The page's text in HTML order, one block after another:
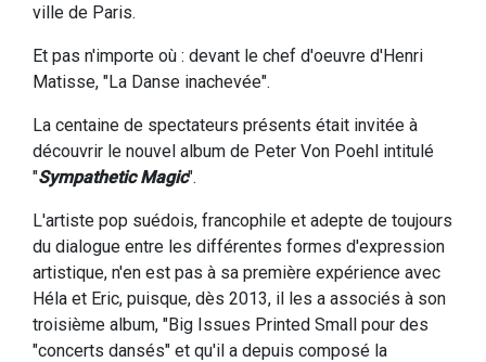
ville de Paris.
Et pas n'importe où : devant le chef d'oeuvre d'Henri
Matisse, "La Danse inachevée".
La centaine de spectateurs présents était invitée à
découvrir le nouvel album de Peter Von Poehl intitulé
"Sympathetic Magic".
L'artiste pop suédois, francophile et adepte de toujours
du dialogue entre les différentes formes d'expression
artistique, n'en est pas à sa première expérience avec
Héla et Eric, puisque, dès 2013, il les a associés à son
troisième album, "Big Issues Printed Small pour des
"concerts dansés" et qu'il a depuis composé la